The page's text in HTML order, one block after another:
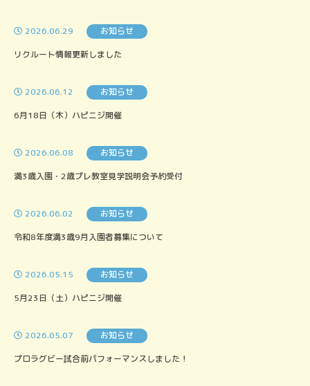
2026.06.29
お知らせ
リクルート情報更新しました
2026.06.12
お知らせ
6月18日（木）ハピニジ開催
2026.06.08
お知らせ
満3歳入園・2歳プレ教室見学説明会予約受付
2026.06.02
お知らせ
令和8年度満3歳9月入園者募集について
2026.05.15
お知らせ
5月23日（土）ハピニジ開催
2026.05.07
お知らせ
プロラグビー試合前パフォーマンスしました！